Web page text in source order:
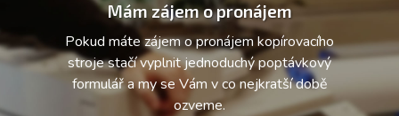
Mám zájem o pronájem
Pokud máte zájem o pronájem kopírovacího
stroje stačí vyplnit jednoduchý poptávkový
formulář a my se Vám v co nejkratší době
ozveme.